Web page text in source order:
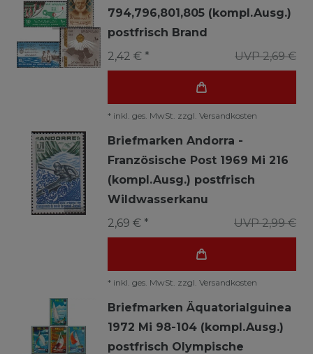
794,796,801,805 (kompl.Ausg.)
postfrisch Brand
UVP 2,69 €
2,42 € *
* inkl. ges. MwSt. zzgl. Versandkosten
Briefmarken Andorra -
Französische Post 1969 Mi 216
(kompl.Ausg.) postfrisch
Wildwasserkanu
UVP 2,99 €
2,69 € *
* inkl. ges. MwSt. zzgl. Versandkosten
Briefmarken Äquatorialguinea
1972 Mi 98-104 (kompl.Ausg.)
postfrisch Olympische